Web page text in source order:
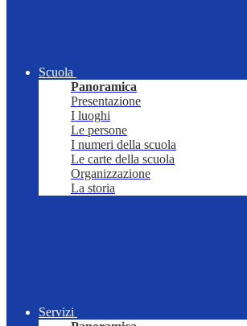
Scuola
Panoramica
Presentazione
I luoghi
Le persone
I numeri della scuola
Le carte della scuola
Organizzazione
La storia
Servizi